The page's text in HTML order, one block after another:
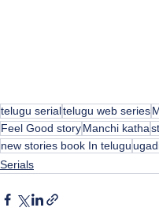
telugu serialtelugu web series
Feel Good storyManchi katha
new stories book In telugu
Serials